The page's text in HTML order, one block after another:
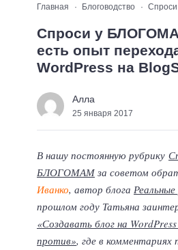
Главная Блоговодство
Спроси у
есть опыт
WordPress на
Алла
25 января 2017
В нашу постоянную рубрику
БЛОГОМАМ за советом
Иванко, автор блога
прошлом году Татьяна
«Создавать блог на
против», где в комментариях